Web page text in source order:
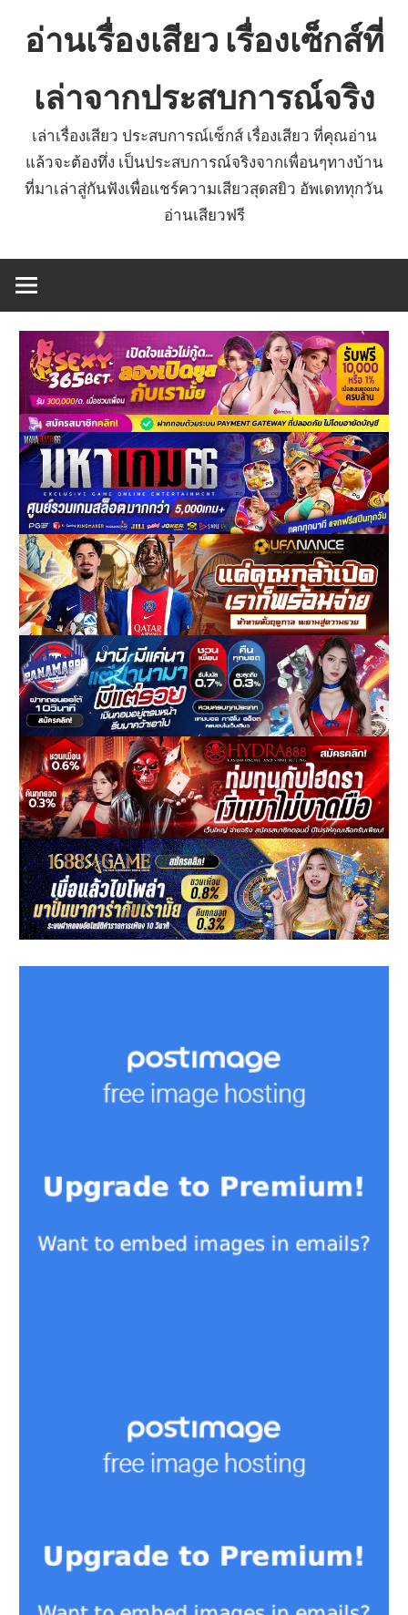
อ่านเรื่องเสียว เรื่องเซ็กส์ที่
เล่าจากประสบการณ์จริง
เล่าเรื่องเสียว ประสบการณ์เซ็กส์ เรื่องเสียว ที่คุณอ่าน
แล้วจะต้องทึ่ง เป็นประสบการณ์จริงจากเพื่อนๆทางบ้าน
ที่มาเล่าสู่กันฟังเพื่อแชร์ความเสียวสุดสยิว อัพเดททุกวัน
อ่านเสียวฟรี